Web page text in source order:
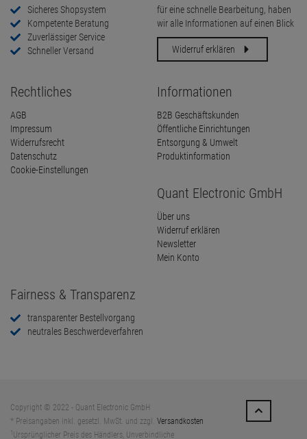
Sicheres Shopsystem
Kompetente Beratung
Zuverlässiger Service
Schneller Versand
für eine schnelle Bearbeitung, haben
wir alle Informationen auf einen Blick
Widerruf erklären
Rechtliches
AGB
Impressum
Widerrufsrecht
Datenschutz
Cookie-Einstellungen
Informationen
B2B Geschäftskunden
Öffentliche Einrichtungen
Entsorgung & Umwelt
Produktinformation
Quant Electronic GmbH
Über uns
Widerruf erklären
Newsletter
Mein Konto
Fairness & Transparenz
transparenter Bestellvorgang
neutrales Beschwerdeverfahren
Copyright © 2022 - Quant Electronic GmbH
* Preisangaben inkl. gesetzl. MwSt. und zzgl. Versandkosten
Ursprünglicher Preis des Händlers, Unverbindliche